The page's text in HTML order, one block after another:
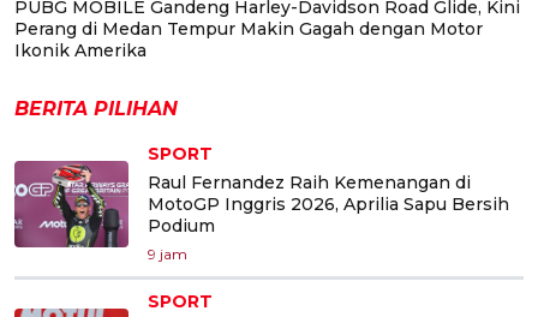
PUBG MOBILE Gandeng Harley-Davidson Road Glide, Kini
Perang di Medan Tempur Makin Gagah dengan Motor
Ikonik Amerika
BERITA PILIHAN
SPORT
Raul Fernandez Raih Kemenangan di
MotoGP Inggris 2026, Aprilia Sapu Bersih
Podium
9 jam
SPORT